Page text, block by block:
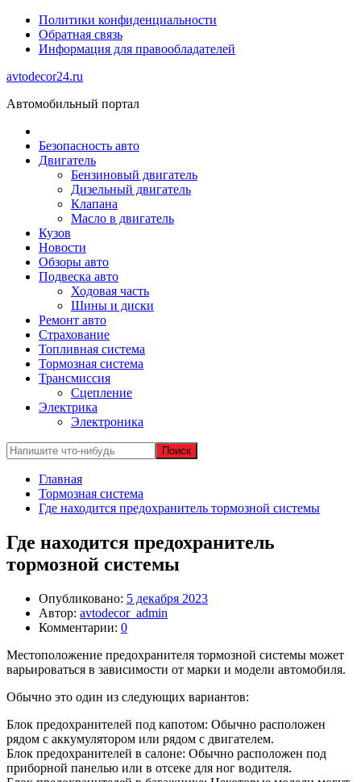
Политики конфиденциальности
Обратная связь
Информация для правообладателей
avtodecor24.ru
Автомобильный портал
Безопасность авто
Двигатель
Бензиновый двигатель
Дизельный двигатель
Клапана
Масло в двигатель
Кузов
Новости
Обзоры авто
Подвеска авто
Ходовая часть
Шины и диски
Ремонт авто
Страхование
Топливная система
Тормозная система
Трансмиссия
Сцепление
Электрика
Электроника
Главная
Тормозная система
Где находится предохранитель тормозной системы
Где находится предохранитель
тормозной системы
Опубликовано: 5 декабря 2023
Автор: avtodecor_admin
Комментарии: 0
Местоположение предохранителя тормозной системы может
варьироваться в зависимости от марки и модели автомобиля.
Обычно это один из следующих вариантов:
Блок предохранителей под капотом: Обычно расположен
рядом с аккумулятором или рядом с двигателем.
Блок предохранителей в салоне: Обычно расположен под
приборной панелью или в отсеке для ног водителя.